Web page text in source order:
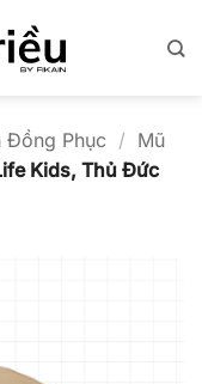
Đồng Phục / Mũ
Kids, Thủ Đức